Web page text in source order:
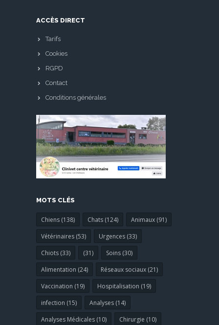
ACCÈS DIRECT
Tarifs
Cookies
RGPD
Contact
Conditions générales
MOTS CLÉS
Chiens (138) Chats (124)
Animaux (91)
Vétérinaires (53)
Urgences (33)
Chiots (33)
(31)
Soins (30)
Alimentation (24)
Réseaux sociaux (21)
Vaccination (19)
Hospitalisation (19)
infection (15)
Analyses (14)
Analyses Médicales (10)
Chirurgie (10)